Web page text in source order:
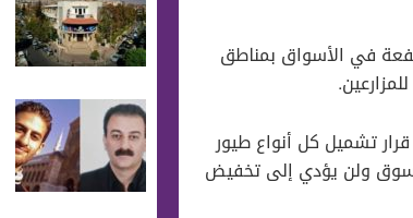
في الأسواق بمناطق
تشميل كل أنواع طيور
ولن يؤدي إلى تخفيض